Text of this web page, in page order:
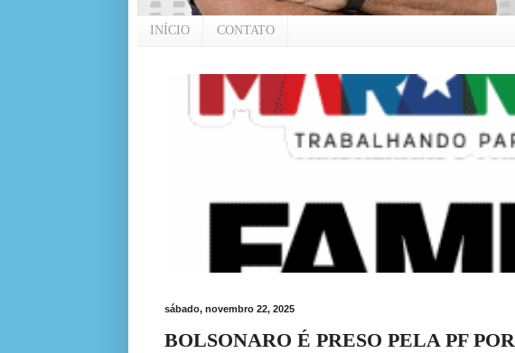
INÍCIO CONTATO
sábado, novembro 22, 2025
BOLSONARO É PRESO PELA PF